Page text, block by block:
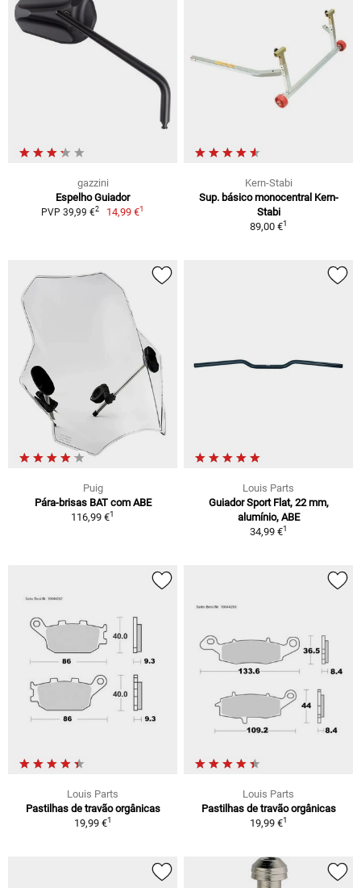
gazzini
Espelho Guiador
PVP 39,99 €2 14,99 €1
Kern-Stabi
Sup. básico monocentral Kern-
Stabi
89,00 €1
Puig
Pára-brisas BAT com ABE
116,99 €1
Louis Parts
Guiador Sport Flat, 22 mm,
alumínio, ABE
34,99 €1
Louis Parts
Pastilhas de travão orgânicas
19,99 €1
Louis Parts
Pastilhas de travão orgânicas
19,99 €1